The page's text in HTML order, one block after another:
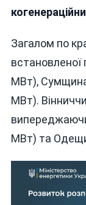
Загалом по
встановленої
МВт),
МВт).
випереджаючи
МВт) та